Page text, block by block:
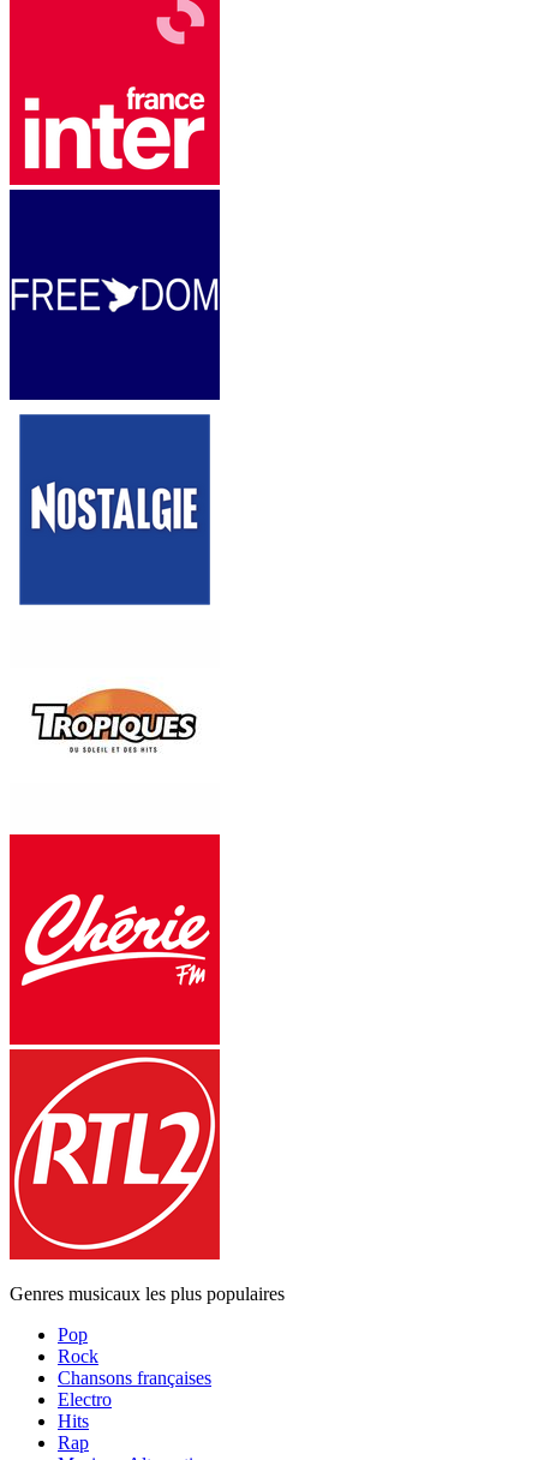
Genres musicaux les plus populaires
Pop
Rock
Chansons françaises
Electro
Hits
Rap